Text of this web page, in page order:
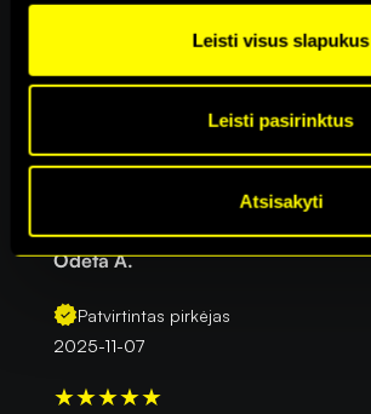
Leisti visus slapukus
Leisti pasirinktus
Atsisakyti
Patvirtintas pirkėjas
Odeta A.
Patvirtintas pirkėjas
2025-11-07
★★★★★